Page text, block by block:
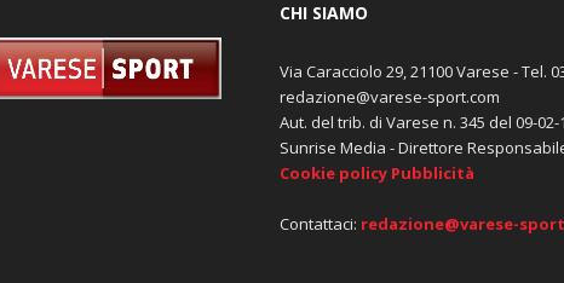
CHI SIAMO
Via Caracciolo 29, 21100 Varese - Tel.
redazione@varese-sport.com
Aut. del trib. di Varese n. 345 del 09-
Sunrise Media - Direttore
Cookie policy Pubblicità
Contattaci: redazione@varese-